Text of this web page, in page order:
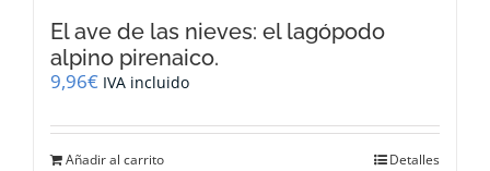
El ave de las nieves: el lagópodo
alpino pirenaico.
9,96€ IVA incluido
Añadir al carrito Detalles